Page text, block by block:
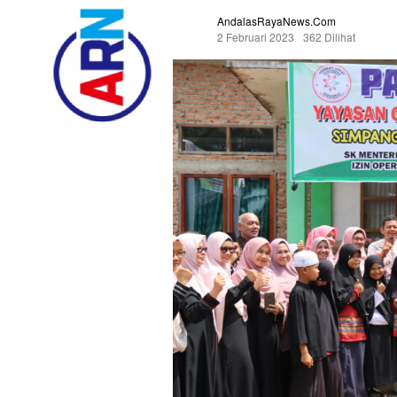
AndalasRayaNews.com
2 Februari 2023
362 Dilihat